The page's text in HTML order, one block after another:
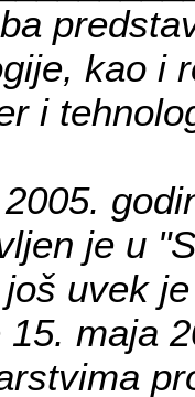
kao i
i
je u
uvek
maja